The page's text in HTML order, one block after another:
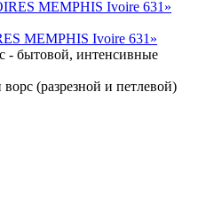
MEMPHIS Ivoire 631»
- бытовой, интенсивные
(разрезной и петлевой)